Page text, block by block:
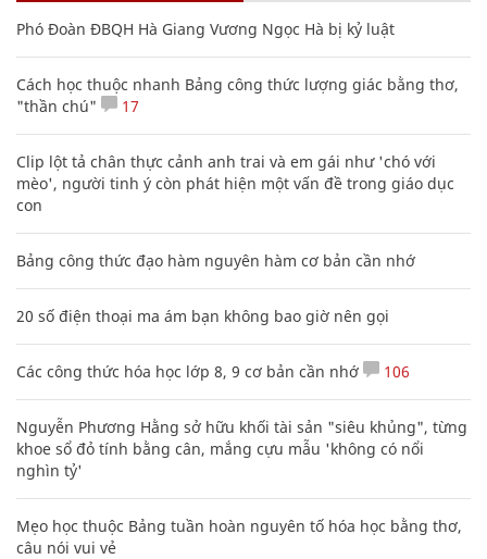
Phó Đoàn ĐBQH Hà Giang Vương Ngọc Hà bị kỷ luật
Cách học thuộc nhanh Bảng công thức lượng giác bằng thơ,
"thần chú"
17
Clip lột tả chân thực cảnh anh trai và em gái như 'chó với
mèo', người tinh ý còn phát hiện một vấn đề trong giáo dục
con
Bảng công thức đạo hàm nguyên hàm cơ bản cần nhớ
20 số điện thoại ma ám bạn không bao giờ nên gọi
Các công thức hóa học lớp 8, 9 cơ bản cần nhớ 106
Nguyễn Phương Hằng sở hữu khối tài sản "siêu khủng", từng
khoe sổ đỏ tính bằng cân, mắng cựu mẫu 'không có nổi
nghìn tỷ'
Mẹo học thuộc Bảng tuần hoàn nguyên tố hóa học bằng thơ,
câu nói vui vẻ